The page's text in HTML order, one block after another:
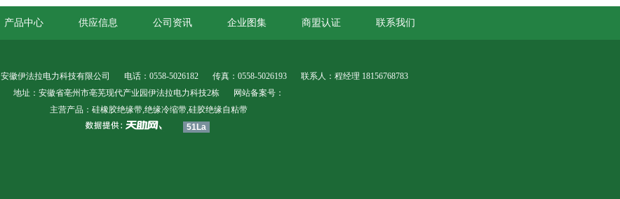
产品中心 供应信息 公司资讯 企业图集 商盟认证 联系我们
安徽伊法拉电力科技有限公司 电话：0558-5026182 传真：0558-5026193
联系人：程经理 18156768783
地址：安徽省亳州市亳芜现代产业园伊法拉电力科技2栋
网站备案号：
主营产品：硅橡胶绝缘带,绝缘冷缩带,硅胶绝缘自粘带
51La